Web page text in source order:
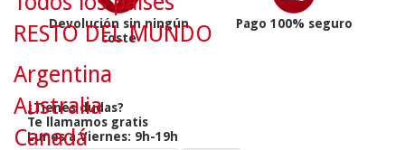
Devolución sin ningún
coste
Pago 100% seguro
¿Tienes dudas?
Te llamamos gratis
Lunes a Viernes: 9h-19h
RESTO DEL MUNDO
Argentina
Australia
Canadá